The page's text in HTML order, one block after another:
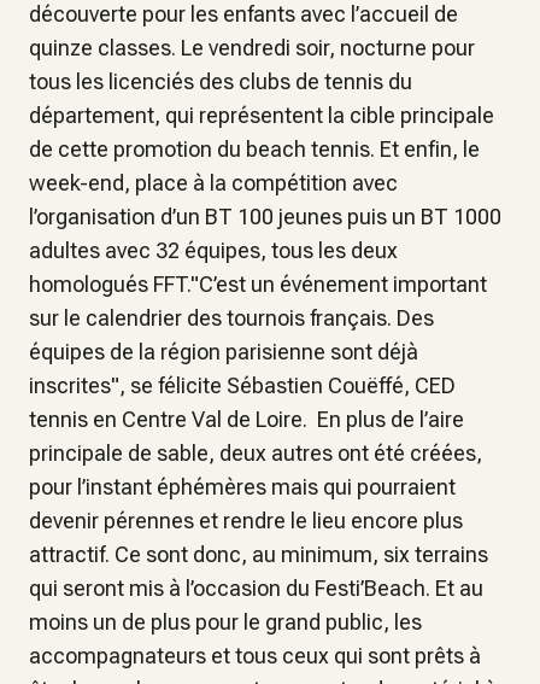
découverte pour les enfants avec l’accueil de
quinze classes. Le vendredi soir, nocturne pour
tous les licenciés des clubs de tennis du
département, qui représentent la cible principale
de cette promotion du beach tennis. Et enfin, le
week-end, place à la compétition avec
l’organisation d’un BT 100 jeunes puis un BT 1000
adultes avec 32 équipes, tous les deux
homologués FFT."C’est un événement important
sur le calendrier des tournois français. Des
équipes de la région parisienne sont déjà
inscrites", se félicite Sébastien Couëffé, CED
tennis en Centre Val de Loire. En plus de l’aire
principale de sable, deux autres ont été créées,
pour l’instant éphémères mais qui pourraient
devenir pérennes et rendre le lieu encore plus
attractif. Ce sont donc, au minimum, six terrains
qui seront mis à l’occasion du Festi’Beach. Et au
moins un de plus pour le grand public, les
accompagnateurs et tous ceux qui sont prêts à